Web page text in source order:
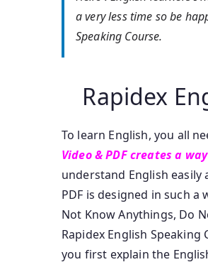
a very less time so be
Speaking Course.
Rapidex
To learn English, you all
Video & PDF creates a
understand English easily
PDF is designed in such a
Not Know Anythings, Do
Rapidex English
you first explain the